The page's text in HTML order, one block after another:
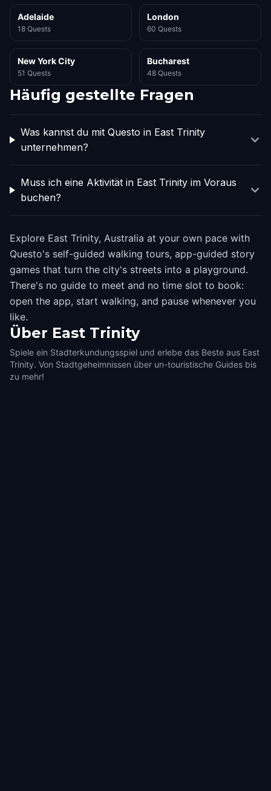
Adelaide
18 Quests
London
60 Quests
New York City
51 Quests
Bucharest
48 Quests
Häufig gestellte Fragen
Was kannst du mit Questo in East Trinity
unternehmen?
Muss ich eine Aktivität in East Trinity im Voraus
buchen?
Explore East Trinity, Australia at your own pace with
Questo's self-guided walking tours, app-guided story
games that turn the city's streets into a playground.
There's no guide to meet and no time slot to book:
open the app, start walking, and pause whenever you
like.
Über East Trinity
Spiele ein Stadterkundungsspiel und erlebe das Beste aus East
Trinity. Von Stadtgeheimnissen über un-touristische Guides bis
zu mehr!